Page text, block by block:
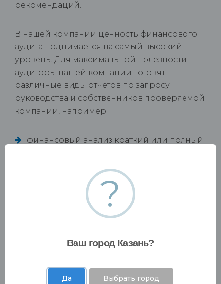
рекомендаций.
В нашей компании ценность финансового
аудита поднимается на самый высокий
уровень. Для максимальной полезности
аудиторы нашей компании готовят
различные виды отчетов по запросу
руководства и собственников проверяемой
компании, например:
финансовый анализ краткий или полный
структуру баланса так, как ее видят
потенциальные кредиторы (банки),
лизинговые компании, потенциальные
наглядный отчет с инфографикой и
суммами рисков и резервов, включая
оценку вероятности выездной налоговой
?
Ваш город Казань?
Да Выбрать город